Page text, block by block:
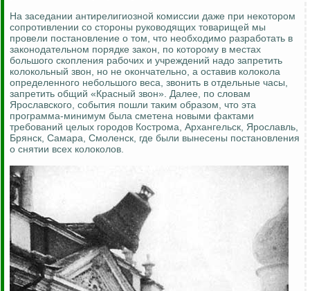
На заседании антирелигиозной комиссии даже при некотором
сопротивлении со стороны руководящих товарищей мы
провели постановление о том, что необходимо разработать в
законодательном порядке закон, по которому в местах
большого скопления рабочих и учреждений надо запретить
колокольный звон, но не окончательно, а оставив колокола
определенного небольшого веса, звонить в отдельные часы,
запретить общий «Красный звон». Далее, по словам
Ярославского, события пошли таким образом, что эта
программа-минимум была сметена новыми фактами
требований целых городов Кострома, Архангельск, Ярославль,
Брянск, Самара, Смоленск, где были вынесены постановления
о снятии всех колоколов.